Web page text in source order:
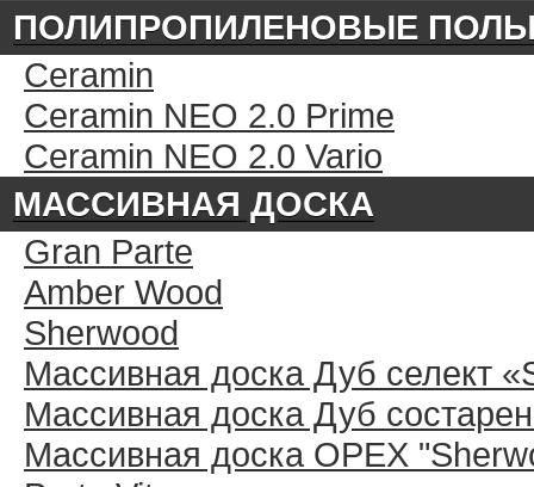
ПОЛИПРОПИЛЕНОВЫЕ
Ceramin
Ceramin NEO 2.0 Prime
Ceramin NEO 2.0 Vario
МАССИВНАЯ ДОСКА
Gran Parte
Amber Wood
Sherwood
Массивная доска Дуб селект
Массивная доска Дуб
Массивная доска ОРЕХ